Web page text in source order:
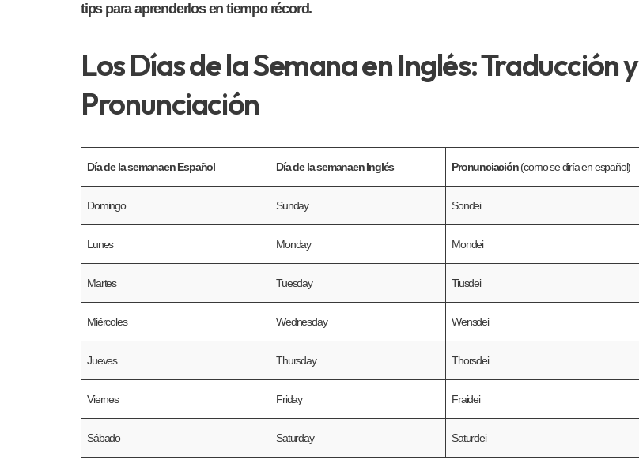
tips para aprenderlos en tiempo récord.
Los Días de la Semana en Inglés: Traducción y
Pronunciación
Día de la semanaen Español Día de la semanaen Inglés Pronunciación(como se diría en español)
Domingo Sunday Sondei
Lunes Monday Mondei
Martes Tuesday Tiusdei
Miércoles Wednesday Wensdei
Jueves Thursday Thorsdei
Viernes Friday Fraidei
Sábado Saturday Saturdei